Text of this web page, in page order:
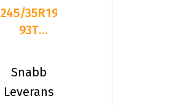
245/35R19
93T
Wintercraft
ICE WI3
Snabb
Leverans